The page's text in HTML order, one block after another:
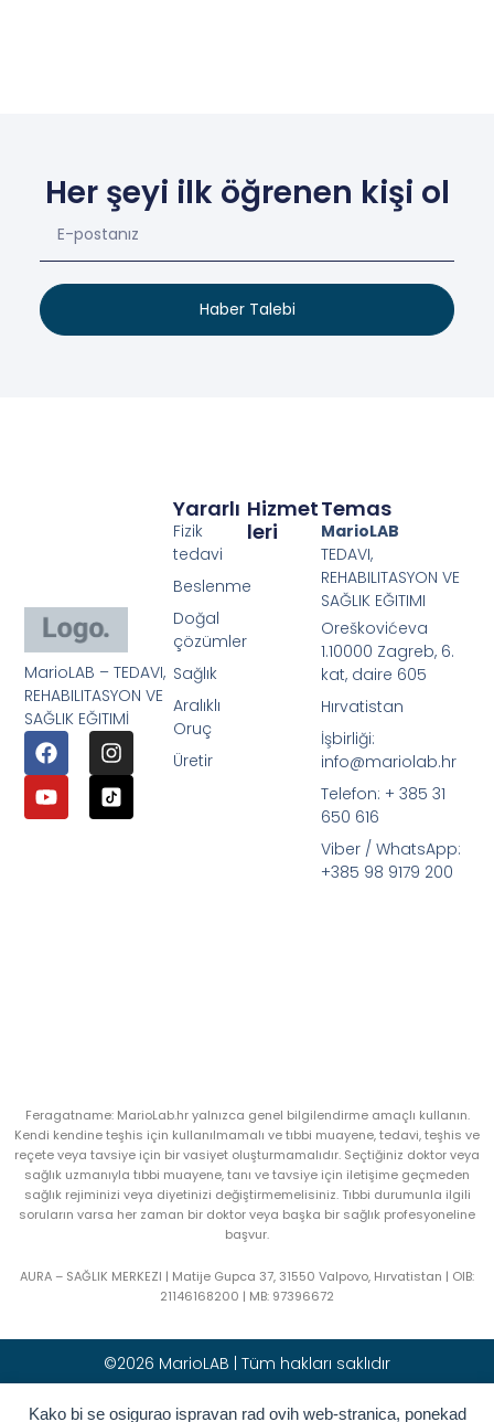
Kako bi se osigurao ispravan rad ovih web-stranica, ponekad
Her şeyi ilk öğrenen kişi ol
Haber Talebi
MarioLAB – TEDAVI,
REHABILITASYON VE
SAĞLIK EĞITIMİ
Hizmet
Leri
Yararlı
Fizik
tedavi
Beslenme
Doğal
çözümler
Sağlık
Aralıklı
Oruç
Üretir
Temas
MarioLAB
TEDAVI,
REHABILITASYON VE
SAĞLIK EĞITIMI
Oreškovićeva
1.10000 Zagreb, 6.
kat, daire 605
Hırvatistan
İşbirliği:
info@mariolab.hr
Telefon: + 385 31
650 616
Viber / WhatsApp:
+385 98 9179 200
Feragatname: MarioLab.hr yalnızca genel bilgilendirme amaçlı kullanın.
Kendi kendine teşhis için kullanılmamalı ve tıbbi muayene, tedavi, teşhis ve
reçete veya tavsiye için bir vasiyet oluşturmamalıdır. Seçtiğiniz doktor veya
sağlık uzmanıyla tıbbi muayene, tanı ve tavsiye için iletişime geçmeden
sağlık rejiminizi veya diyetinizi değiştirmemelisiniz. Tıbbi durumunla ilgili
soruların varsa her zaman bir doktor veya başka bir sağlık profesyoneline
başvur.
AURA – SAĞLIK MERKEZI | Matije Gupca 37, 31550 Valpovo, Hırvatistan | OIB:
21146168200 | MB: 97396672
©2026 MarioLAB | Tüm hakları saklıdır
Hrvatski(Hırvatça) English(İngilizce)